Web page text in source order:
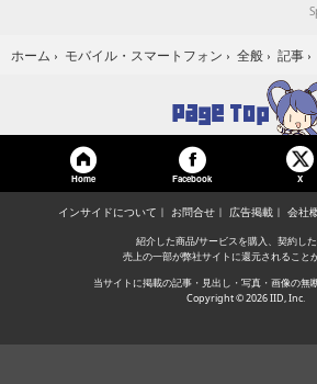
ホーム › モバイル・スマートフォン › 全般 › 記事 ›
Home Facebook X
インサイドについて お問合せ 広告掲載 会社
紹介した商品/サービスを購入、契約した
売上の一部が弊社サイトに還元されること
当サイトに掲載の記事・見出し・写真・画像の無
Copyright © 2026 IID, Inc.